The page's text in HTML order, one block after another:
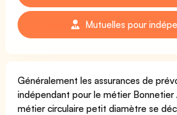
Mutuelles pour
Généralement les assurances de
indépendant pour le métier
métier circulaire petit diamètre se